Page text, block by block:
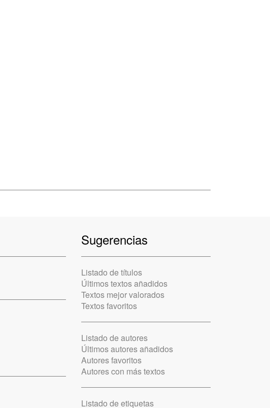
Sugerencias
Listado de títulos
Últimos textos añadidos
Textos mejor valorados
Textos favoritos
Listado de autores
Últimos autores añadidos
Autores favoritos
Autores con más textos
Listado de etiquetas